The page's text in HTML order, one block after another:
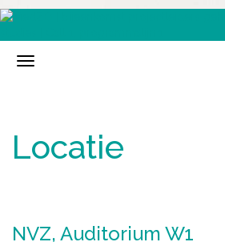
Locatie
NVZ, Auditorium W1